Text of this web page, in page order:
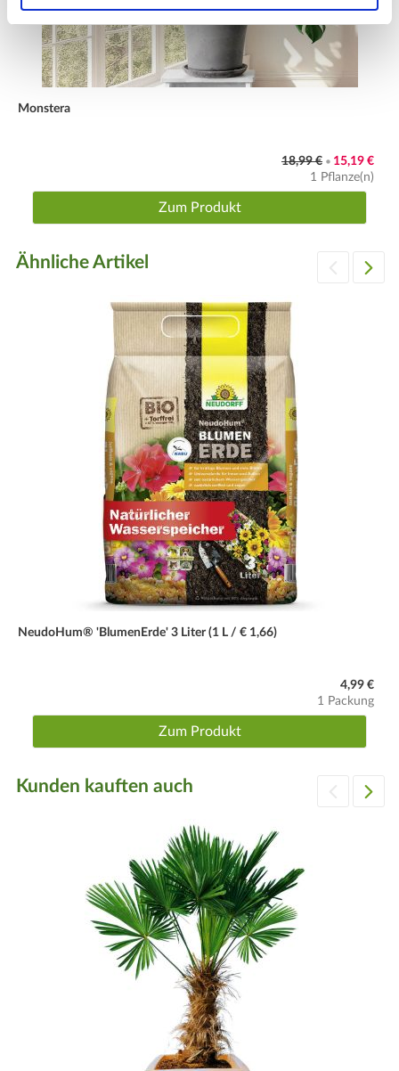
Monstera
18,99 € • 15,19 €
1 Pflanze(n)
Zum Produkt
Ähnliche Artikel
NeudoHum® 'BlumenErde' 3 Liter (1 L / € 1,66)
4,99 €
1 Packung
Zum Produkt
Kunden kauften auch